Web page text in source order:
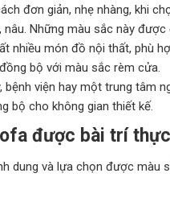
đơn giản, nhẹ nhàng, khi
nâu. Những màu sắc này
nhiều món đồ nội thất, phù
bộ với màu sắc rèm cửa.
viện hay một trung tâm
bộ cho không gian thiết kế.
được bài trí
dung và lựa chọn được màu